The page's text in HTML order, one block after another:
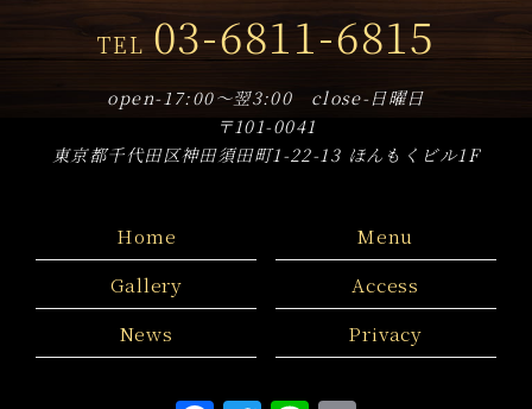
2019年7月 (9)
2019年6月 (14)
2019年5月(17)
TEL 03-6811-6815
open-17:00～翌3:00 close-日曜日
〒101-0041
東京都千代田区神田須田町1-22-13 ほんもくビル1F
Home
Menu
Gallery
Access
News
Privacy